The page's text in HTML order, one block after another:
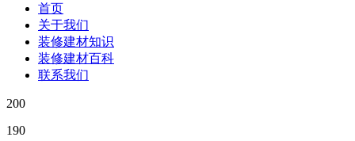
首页
关于我们
装修建材知识
装修建材百科
联系我们
200
190